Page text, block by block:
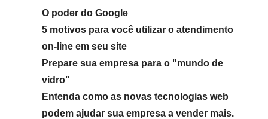
O poder do Google
5 motivos para você utilizar o atendimento
on-line em seu site
Prepare sua empresa para o "mundo de
vidro"
Entenda como as novas tecnologias web
podem ajudar sua empresa a vender mais.